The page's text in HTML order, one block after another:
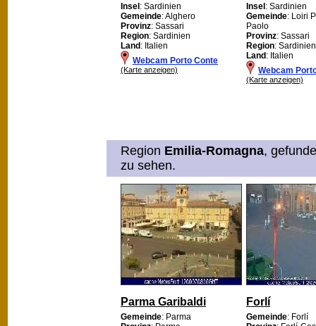
Insel: Sardinien
Gemeinde: Alghero
Provinz: Sassari
Region: Sardinien
Land: Italien
Webcam Porto Conte
(Karte anzeigen)
Insel: Sardinien
Gemeinde: Loiri
Paolo
Provinz: Sassari
Region: Sardinien
Land: Italien
Webcam
(Karte anzeigen)
Region Emilia-Romagna,
zu sehen.
Parma Garibaldi
Gemeinde: Parma
Forlí
Gemeinde: Forlí